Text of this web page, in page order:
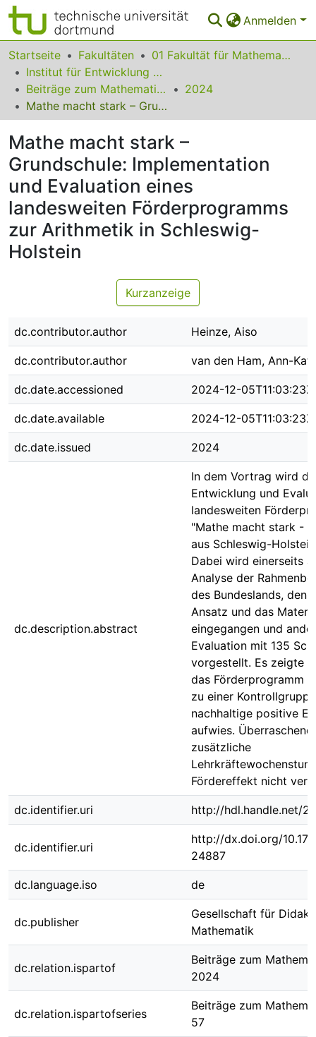
Anmelden
Bereiche & Sammlungen
Das gesamte Repositorium
Statistiken
FAQ
Leitlinien
Zurück zur Startseite
Startseite Fakultäten
01 Fakultät für Mathematik
Institut für Entwicklung und Erforschung des Mathematikunterrichts
Beiträge zum Mathematikunterricht
2024
Mathe macht stark – Grundschule: Implementation und Evaluation eines landesweiten Förderprogramms zur Arithmetik in Schleswig-Holstein
Mathe macht stark –
Grundschule: Implementation
und Evaluation eines
landesweiten Förderprogramms
zur Arithmetik in Schleswig-
Holstein
Kurzanzeige
dc.contributor.author Heinze, Aiso
dc.contributor.author van den Ham, Ann-
dc.date.accessioned 2024-12-05T11:03:23Z
dc.date.available 2024-12-05T11:03:23Z
dc.date.issued 2024
dc.description.abstract
In dem Vortrag wird
Entwicklung und
landesweiten
"Mathe macht stark -
aus Schleswig-
Dabei wird einerseits
Analyse der
des Bundeslands, den
Ansatz und das
eingegangen und
Evaluation mit 135
vorgestellt. Es zeigte
das Förderprogramm
zu einer Kontrollgruppe
nachhaltige positive
aufwies.
zusätzliche
Fördereffekt nicht
dc.identifier.uri http://hdl.handle.net/
dc.identifier.uri
http://dx.doi.org/
24887
dc.language.iso de
dc.publisher
Gesellschaft für
Mathematik
dc.relation.ispartof
Beiträge zum
2024
dc.relation.ispartofseries
Beiträge zum
57